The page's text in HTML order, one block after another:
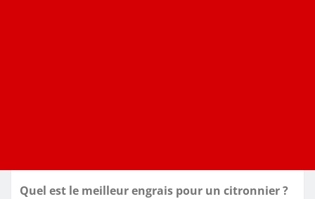
Quel est le meilleur engrais pour un citronnier ?